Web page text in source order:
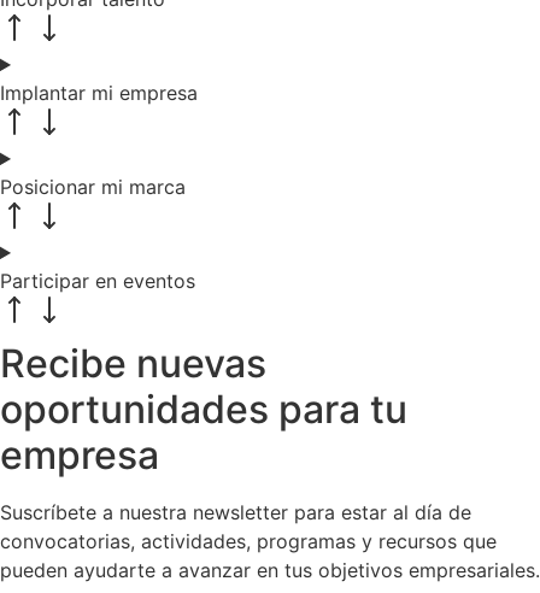
Implantar mi empresa
Posicionar mi marca
Participar en eventos
Recibe nuevas
oportunidades para tu
empresa
Suscríbete a nuestra newsletter para estar al día de
convocatorias, actividades, programas y recursos que
pueden ayudarte a avanzar en tus objetivos empresariales.